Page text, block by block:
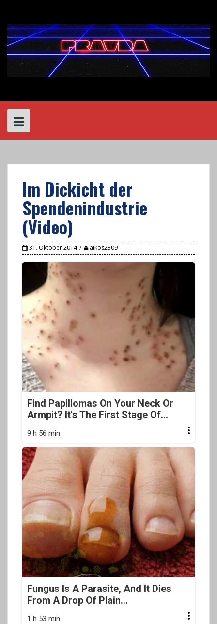
content
Im Dickicht der
Spendenindustrie
(Video)
31. Oktober 2014 aikos2309
Find Papillomas On Your Neck Or
Armpit? It's The First Stage Of...
9 h 56 min
Fungus Is A Parasite, And It Dies
From A Drop Of Plain...
1 h 53 min